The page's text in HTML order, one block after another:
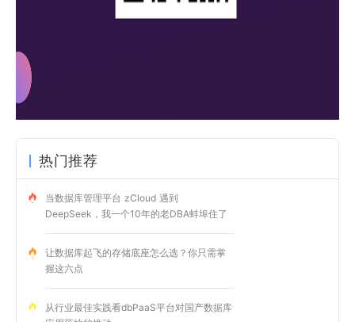
热门推荐
当数据库管理平台 zCloud 遇到
DeepSeek，我一个10年的老DBA蚌埠住了
让数据库起飞的存储底座怎么选？你只需掌
握这六点
从行业最佳实践看dbPaaS平台对国产数据库